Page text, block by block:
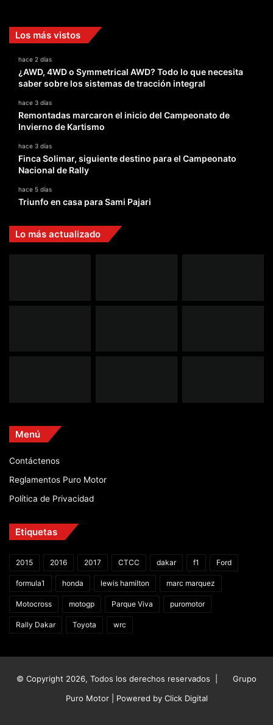
Los más vistos
hace 2 días
¿AWD, 4WD o Symmetrical AWD? Todo lo que necesita
saber sobre los sistemas de tracción integral
hace 3 días
Remontadas marcaron el inicio del Campeonato de
Invierno de Kartismo
hace 3 días
Finca Solimar, siguiente destino para el Campeonato
Nacional de Rally
hace 5 días
Triunfo en casa para Sami Pajari
Lo más actualizado
Menú
Contáctenos
Reglamentos Puro Motor
Política de Privacidad
Etiquetas
2015 2016 2017 CTCC dakar f1 Ford
formula1 honda lewis hamilton marc marquez
Motocross motogp Parque Viva puromotor
Rally Dakar Toyota wrc
© Copyright 2026, Todos los derechos reservados |
Grupo
Puro Motor | Powered by Click Digital